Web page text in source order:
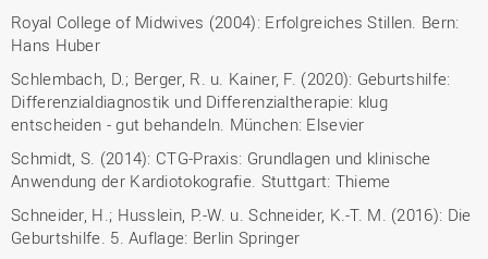
Royal College of Midwives (2004): Erfolgreiches Stillen. Bern:
Hans Huber
Schlembach, D.; Berger, R. u. Kainer, F. (2020): Geburtshilfe:
Differenzialdiagnostik und Differenzialtherapie: klug
entscheiden - gut behandeln. München: Elsevier
Schmidt, S. (2014): CTG-Praxis: Grundlagen und klinische
Anwendung der Kardiotokografie. Stuttgart: Thieme
Schneider, H.; Husslein, P.-W. u. Schneider, K.-T. M. (2016): Die
Geburtshilfe. 5. Auflage: Berlin Springer